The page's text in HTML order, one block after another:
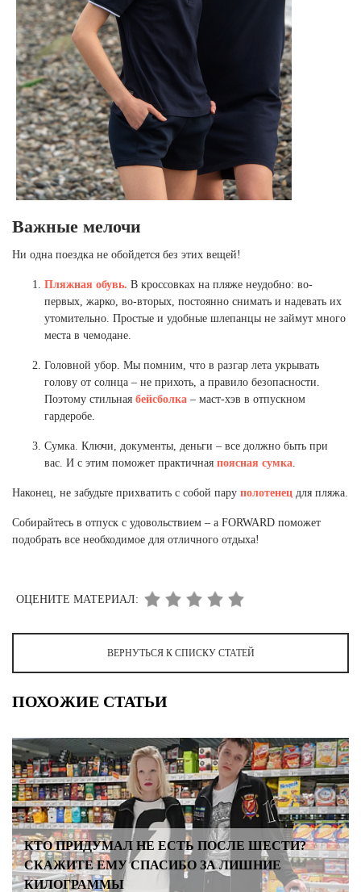
Важные мелочи
Ни одна поездка не обойдется без этих вещей!
Пляжная обувь. В кроссовках на пляже неудобно: во-
первых, жарко, во-вторых, постоянно снимать и надевать их
утомительно. Простые и удобные шлепанцы не займут много
места в чемодане.
Головной убор. Мы помним, что в разгар лета укрывать
голову от солнца – не прихоть, а правило безопасности.
Поэтому стильная бейсболка – маст-хэв в отпускном
гардеробе.
Сумка. Ключи, документы, деньги – все должно быть при
вас. И с этим поможет практичная поясная сумка.
Наконец, не забудьте прихватить с собой пару полотенец для пляжа.
Собирайтесь в отпуск с удовольствием – а FORWARD поможет
подобрать все необходимое для отличного отдыха!
ОЦЕНИТЕ МАТЕРИАЛ:
ВЕРНУТЬСЯ К СПИСКУ СТАТЕЙ
ПОХОЖИЕ СТАТЬИ
КТО ПРИДУМАЛ НЕ ЕСТЬ ПОСЛЕ ШЕСТИ?
СКАЖИТЕ ЕМУ СПАСИБО ЗА ЛИШНИЕ
КИЛОГРАММЫ